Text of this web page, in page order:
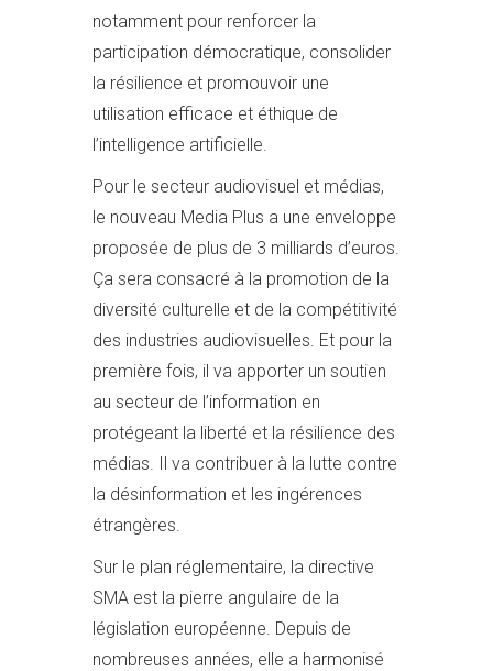
notamment pour renforcer la
participation démocratique, consolider
la résilience et promouvoir une
utilisation efficace et éthique de
l’intelligence artificielle.
Pour le secteur audiovisuel et médias,
le nouveau Media Plus a une enveloppe
proposée de plus de 3 milliards d’euros.
Ça sera consacré à la promotion de la
diversité culturelle et de la compétitivité
des industries audiovisuelles. Et pour la
première fois, il va apporter un soutien
au secteur de l’information en
protégeant la liberté et la résilience des
médias. Il va contribuer à la lutte contre
la désinformation et les ingérences
étrangères.
Sur le plan réglementaire, la directive
SMA est la pierre angulaire de la
législation européenne. Depuis de
nombreuses années, elle a harmonisé